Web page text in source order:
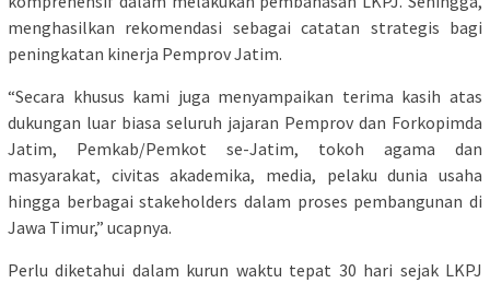
menghasilkan rekomendasi sebagai catatan strategis bagi
peningkatan kinerja Pemprov Jatim.
“Secara khusus kami juga menyampaikan terima kasih atas
dukungan luar biasa seluruh jajaran Pemprov dan Forkopimda
Jatim, Pemkab/Pemkot se-Jatim, tokoh agama dan
masyarakat, civitas akademika, media, pelaku dunia usaha
hingga berbagai stakeholders dalam proses pembangunan di
Jawa Timur,” ucapnya.
Perlu diketahui dalam kurun waktu tepat 30 hari sejak LKPJ